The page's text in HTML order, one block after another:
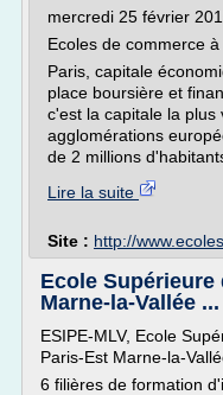
mercredi 25 février
Ecoles de commerce à
Paris, capitale
place boursière et
c'est la capitale la
agglomérations
de 2 millions
Lire la suite
Site : http://
Ecole
Marne-la-Vallée ...
ESIPE-MLV, Ecole
Paris-Est Marne-la-
6 filières de formation